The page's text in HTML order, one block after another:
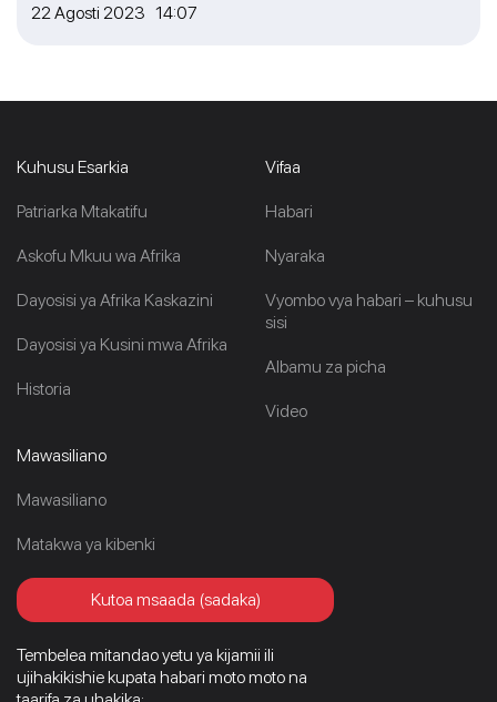
22 Agosti 2023 14:07
Kuhusu Esarkia
Patriarka Mtakatifu
Askofu Mkuu wa Afrika
Dayosisi ya Afrika Kaskazini
Dayosisi ya Kusini mwa Afrika
Historia
Vifaa
Habari
Nyaraka
Vyombo vya habari – kuhusu
sisi
Albamu za picha
Video
Mawasiliano
Mawasiliano
Matakwa ya kibenki
Kutoa msaada (sadaka)
Tembelea mitandao yetu ya kijamii ili
ujihakikishie kupata habari moto moto na